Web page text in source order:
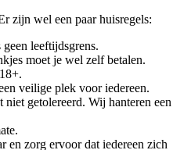
zijn wel een paar huisregels:
leeftijdsgrens.
moet je wel zelf betalen.
veilige plek voor iedereen.
getolereerd. Wij hanteren een
en zorg ervoor dat iedereen zich